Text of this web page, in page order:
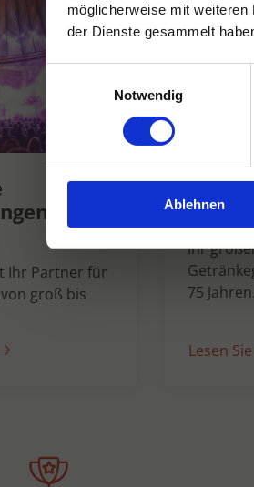
möglicherweise mit
der Dienste gesammelt
Notwendig
Ablehnen
und
Ihr Partner für
groß bis
1947
Ihr
75 Jahren.
Lesen